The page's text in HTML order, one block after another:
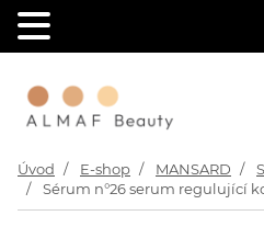
Úvod E-shop MANSARD
Sérum n°26 serum regulující